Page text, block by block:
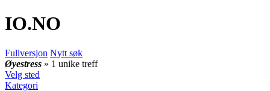
IO.NO
Fullversjon Nytt søk
Øyestress » 1 unike treff
Velg sted
Kategori